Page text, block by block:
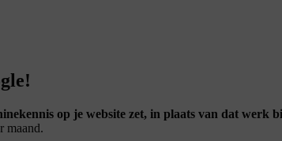
op je website zet, in plaats van dat werk
maand.